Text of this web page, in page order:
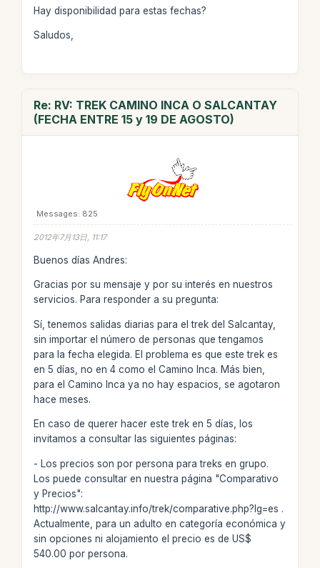
Hay disponibilidad para estas fechas?
Saludos,
Re: RV: TREK CAMINO INCA O SALCANTAY
(FECHA ENTRE 15 y 19 DE AGOSTO)
Messages: 825
2012年7月13日, 11:17
Buenos días Andres:
Gracias por su mensaje y por su interés en nuestros
servicios. Para responder a su pregunta:
Sí, tenemos salidas diarias para el trek del Salcantay,
sin importar el número de personas que tengamos
para la fecha elegida. El problema es que este trek es
en 5 días, no en 4 como el Camino Inca. Más bien,
para el Camino Inca ya no hay espacios, se agotaron
hace meses.
En caso de querer hacer este trek en 5 días, los
invitamos a consultar las siguientes páginas:
- Los precios son por persona para treks en grupo.
Los puede consultar en nuestra página "Comparativo
y Precios":
http://www.salcantay.info/trek/comparative.php?lg=es .
Actualmente, para un adulto en categoría económica y
sin opciones ni alojamiento el precio es de US$
540.00 por persona.